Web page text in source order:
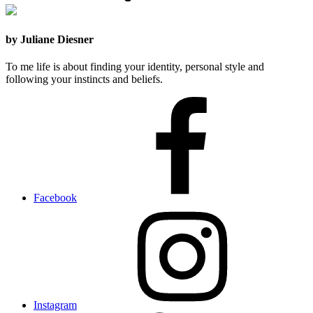
by Juliane Diesner
To me life is about finding your identity, personal style and
following your instincts and beliefs.
Facebook
Instagram